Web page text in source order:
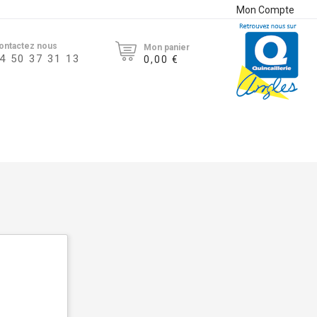
Mon Compte
nous
50 37 31 13
Mon panier
0,00 €